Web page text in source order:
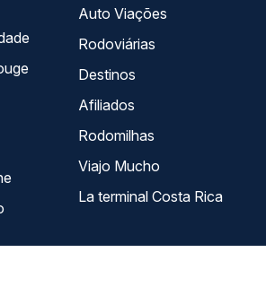
Auto Viações
Rodoviárias
Destinos
Afiliados
Rodomilhas
Viajo Mucho
La terminal Costa Rica